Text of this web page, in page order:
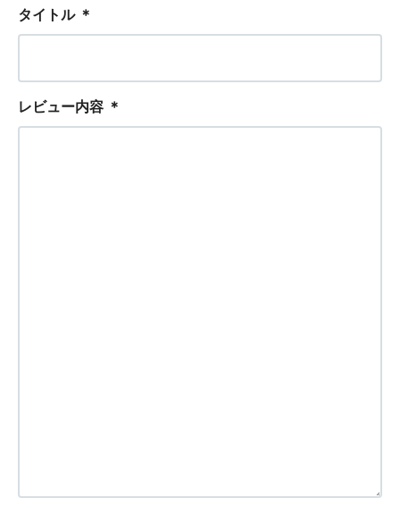
タイトル ＊
レビュー内容 ＊